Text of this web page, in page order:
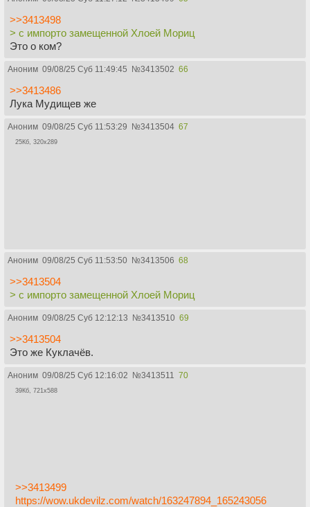
>>3413498
> с импорто замещенной Хлоей Мориц
Это о ком?
Аноним 09/08/25 Суб 11:49:45 №3413502 66
>>3413486
Лука Мудищев же
Аноним 09/08/25 Суб 11:53:29 №3413504 67
25Кб, 320x289
Аноним 09/08/25 Суб 11:53:50 №3413506 68
>>3413504
> с импорто замещенной Хлоей Мориц
Аноним 09/08/25 Суб 12:12:13 №3413510 69
>>3413504
Это же Куклачёв.
Аноним 09/08/25 Суб 12:16:02 №3413511 70
39Кб, 721x588
>>3413499
https://wow.ukdevilz.com/watch/163247894_165243056